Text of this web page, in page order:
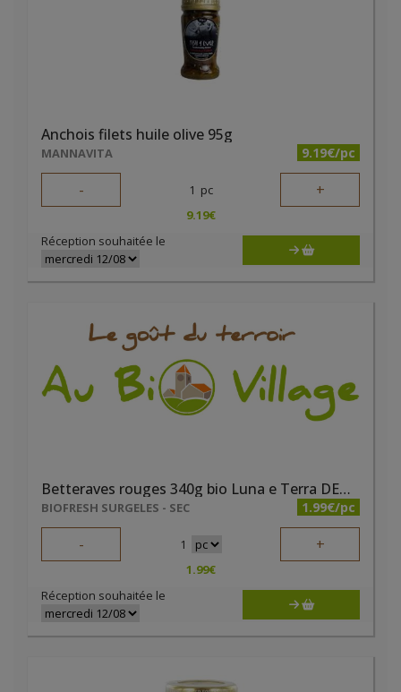
Anchois filets huile olive 95g
MANNAVITA 9.19€/pc
- 1 pc +
9.19€
Réception souhaitée le
Betteraves rouges 340g bio Luna e Terra DEMETER
BIOFRESH SURGELES - SEC 1.99€/pc
- 1 +
1.99€
Réception souhaitée le